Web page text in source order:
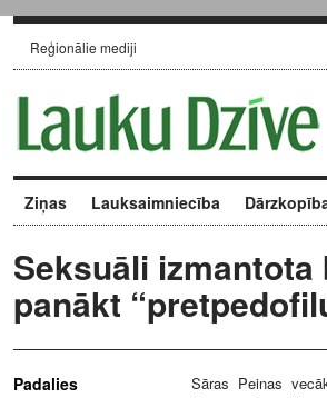
Reģionālie mediji
Ziņas Lauksaimniecība
Seksuāli
panākt
Sāras Peinas
Padalies